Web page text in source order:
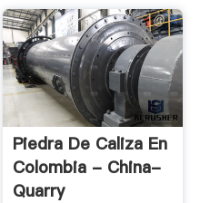
Piedra De Caliza En
Colombia - China-
Quarry